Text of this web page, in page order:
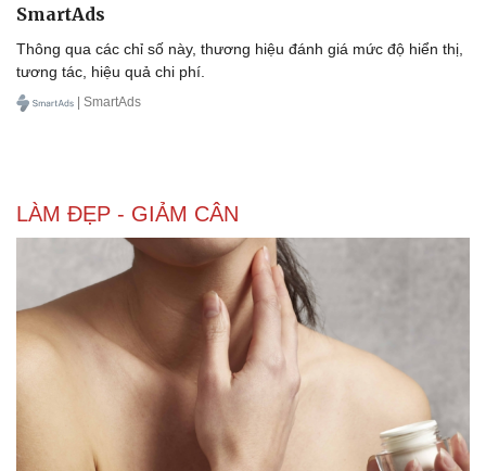
SmartAds
Thông qua các chỉ số này, thương hiệu đánh giá mức độ hiển thị,
tương tác, hiệu quả chi phí.
| SmartAds
LÀM ĐẸP - GIẢM CÂN